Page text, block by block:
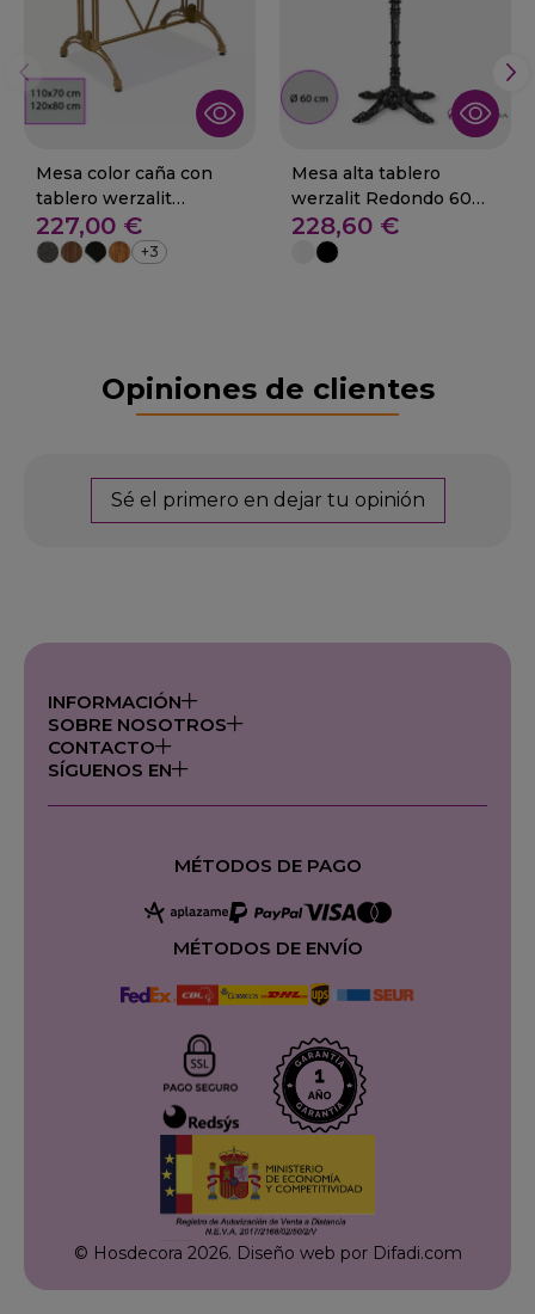
Mesa color caña con
tablero werzalit
rectangular 01-Oliete
227,00 €
+3
Mesa alta tablero
werzalit Redondo 60
cm 01-Llosa
228,60 €
Opiniones de clientes
Sé el primero en dejar tu opinión
INFORMACIÓN
SOBRE NOSOTROS
CONTACTO
SÍGUENOS EN
MÉTODOS DE PAGO
MÉTODOS DE ENVÍO
© Hosdecora 2026. Diseño web por Difadi.com